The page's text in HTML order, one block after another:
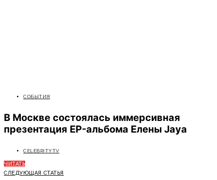
СОБЫТИЯ
В Москве состоялась иммерсивная
презентация EP-альбома Елены Jaya
CELEBRITYTV
ЧИТАТЬ
СЛЕДУЮЩАЯ СТАТЬЯ